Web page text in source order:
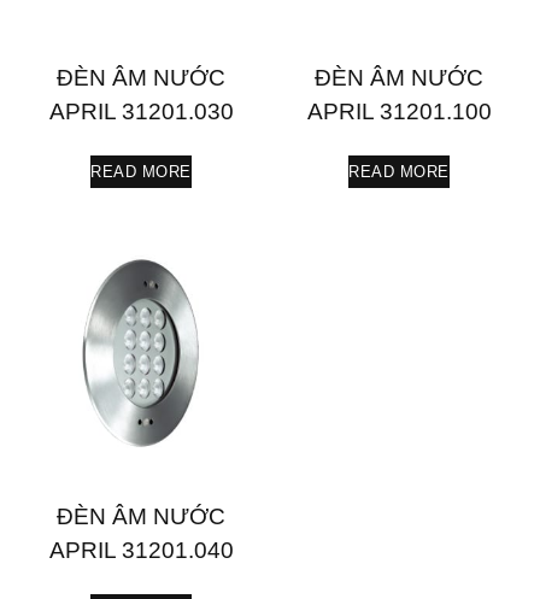
ĐÈN ÂM NƯỚC
APRIL 31201.030
READ MORE
ĐÈN ÂM NƯỚC
APRIL 31201.100
READ MORE
ĐÈN ÂM NƯỚC
APRIL 31201.040